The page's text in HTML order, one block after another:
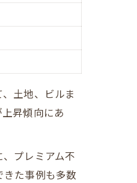
土地、ビルま
昇傾向にあ
プレミアム不
た事例も多数